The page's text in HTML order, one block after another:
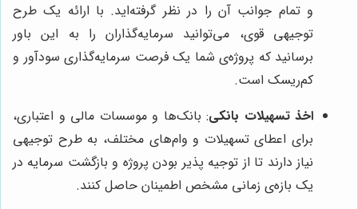
و تمام جوانب آن را در نظر گرفته‌اید. با ارائه یک طرح
توجیهی قوی، می‌توانید سرمایه‌گذاران را به این باور
برسانید که پروژه‌ی شما یک فرصت سرمایه‌گذاری سودآور و
کم‌ریسک است.
اخذ تسهیلات بانکی: بانک‌ها و موسسات مالی و اعتباری،
برای اعطای تسهیلات و وام‌های مختلف، به طرح توجیهی
نیاز دارند تا از توجیه پذیر بودن پروژه و بازگشت سرمایه در
یک بازه‌ی زمانی مشخص اطمینان حاصل کنند.